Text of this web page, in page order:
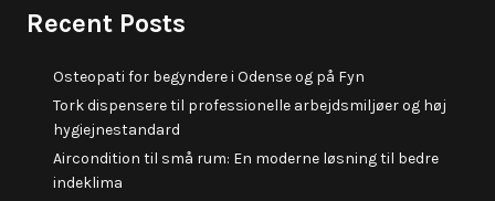
Recent Posts
Osteopati for begyndere i Odense og på Fyn
Tork dispensere til professionelle arbejdsmiljøer og høj
hygiejnestandard
Aircondition til små rum: En moderne løsning til bedre
indeklima